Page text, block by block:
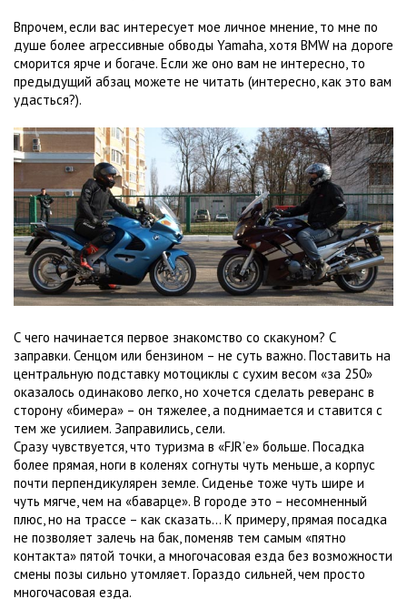
Впрочем, если вас интересует мое личное мнение, то мне по
душе более агрессивные обводы Yamaha, хотя BMW на дороге
сморится ярче и богаче. Если же оно вам не интересно, то
предыдущий абзац можете не читать (интересно, как это вам
удасться?).
С чего начинается первое знакомство со скакуном? С
заправки. Сенцом или бензином – не суть важно. Поставить на
центральную подставку мотоциклы с сухим весом «за 250»
оказалось одинаково легко, но хочется сделать реверанс в
сторону «бимера» – он тяжелее, а поднимается и ставится с
тем же усилием. Заправились, сели.
Сразу чувствуется, что туризма в «FJR’е» больше. Посадка
более прямая, ноги в коленях согнуты чуть меньше, а корпус
почти перпендикулярен земле. Сиденье тоже чуть шире и
чуть мягче, чем на «баварце». В городе это – несомненный
плюс, но на трассе – как сказать… К примеру, прямая посадка
не позволяет залечь на бак, поменяв тем самым «пятно
контакта» пятой точки, а многочасовая езда без возможности
смены позы сильно утомляет. Гораздо сильней, чем просто
многочасовая езда.